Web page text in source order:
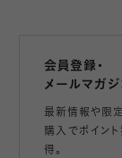
会員登録・
メールマガ
最新情報や限定
購入でポイン
得。